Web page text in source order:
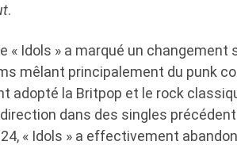
.
« Idols » a marqué un
mêlant principalement du punk
adopté la Britpop et le rock
dans des singles
« Idols » a effectivement